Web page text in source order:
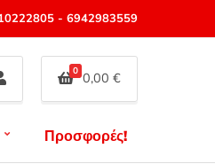
- 6942983559
0 0,00 €
Προσφορές!